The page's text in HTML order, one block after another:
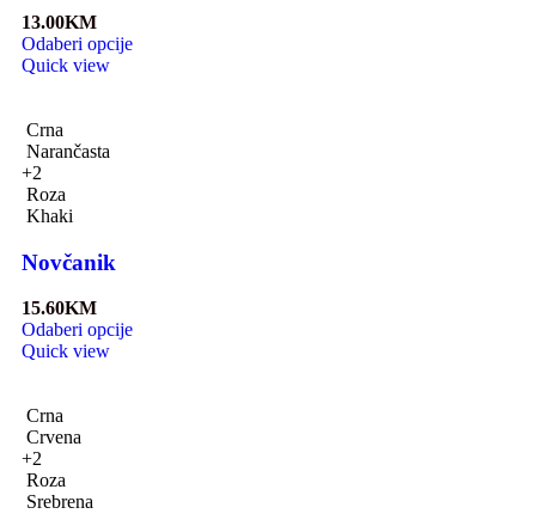
13.00KM
Odaberi opcije
Quick view
Crna
Narančasta
+2
Roza
Khaki
Novčanik
15.60KM
Odaberi opcije
Quick view
Crna
Crvena
+2
Roza
Srebrena